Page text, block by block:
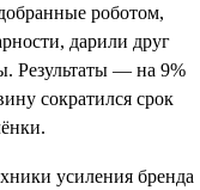
роботом,
дарили друг
Результаты — на 9%
сократился срок